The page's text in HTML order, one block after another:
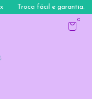
Troca fácil e garantia.
0